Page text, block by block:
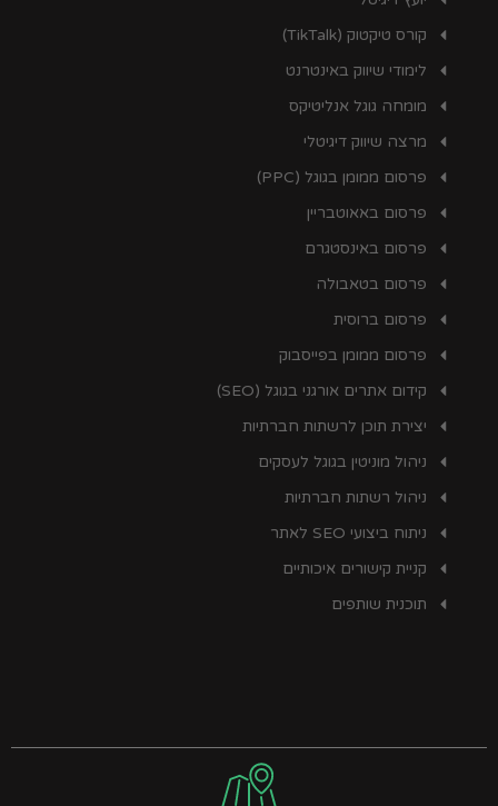
קורס טיקטוק (TikTalk)
לימודי שיווק באינטרנט
מומחה גוגל אנליטיקס
מרצה שיווק דיגיטלי
פרסום ממומן בגוגל (PPC)
פרסום באאוטבריין
פרסום באינסטגרם
פרסום בטאבולה
פרסום ברוסית
פרסום ממומן בפייסבוק
קידום אתרים אורגני בגוגל (SEO)
יצירת תוכן לרשתות חברתיות
ניהול מוניטין בגוגל לעסקים
ניהול רשתות חברתיות
ניתוח ביצועי SEO לאתר
קניית קישורים איכותיים
תוכנית שותפים